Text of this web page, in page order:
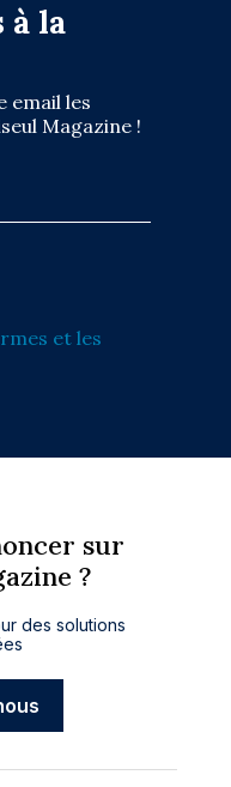
à la
email les
Magazine !
et les
sur
?
des solutions